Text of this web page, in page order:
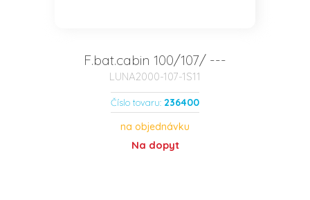
F.bat.cabin 100/107/ ---
LUNA2000-107-1S11
Číslo tovaru: 236400
na objednávku
Na dopyt